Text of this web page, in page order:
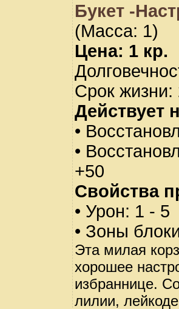
Букет -
(Масса: 1)
Цена: 1 кр.
Срок жизни:
Действует
•
•
+50
Свойства
• Урон: 1 - 5
• Зоны
Эта милая
хорошее
избраннице.
лилии,